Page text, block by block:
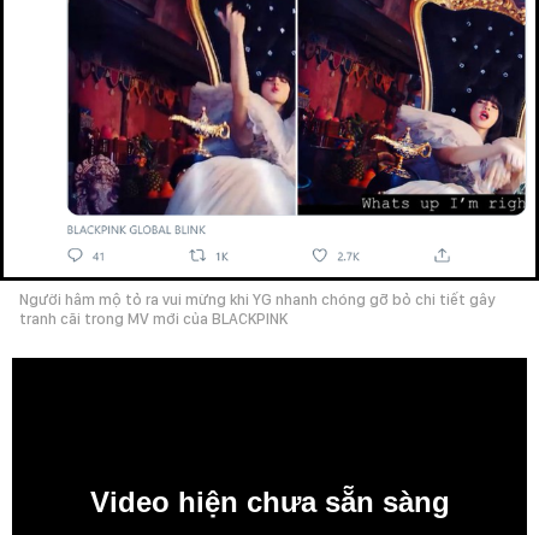
Người hâm mộ tỏ ra vui mừng khi YG nhanh chóng gỡ bỏ chi tiết gây
tranh cãi trong MV mới của BLACKPINK
Video hiện chưa sẵn sàng